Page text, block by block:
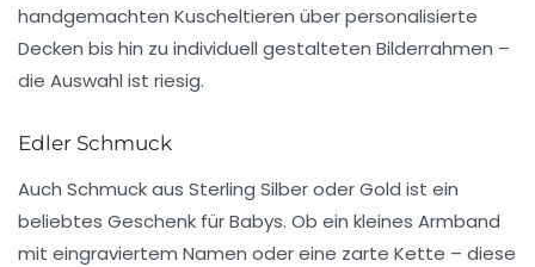
handgemachten Kuscheltieren über personalisierte
Decken bis hin zu individuell gestalteten Bilderrahmen –
die Auswahl ist riesig.
Edler Schmuck
Auch Schmuckaus Sterling SilberoderGold ist ein
beliebtes Geschenk fürBabys. Ob ein kleines Armband
mit eingraviertem Namen oder eine zarte Kette – diese